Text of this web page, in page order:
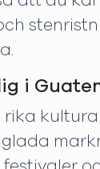
i
rika